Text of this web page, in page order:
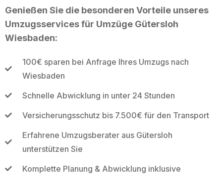
Genießen Sie die besonderen Vorteile unseres
Umzugsservices für Umzüge Gütersloh
Wiesbaden:
100€ sparen bei Anfrage Ihres Umzugs nach
Wiesbaden
Schnelle Abwicklung in unter 24 Stunden
Versicherungsschutz bis 7.500€ für den Transport
Erfahrene Umzugsberater aus Gütersloh
unterstützen Sie
Komplette Planung & Abwicklung inklusive